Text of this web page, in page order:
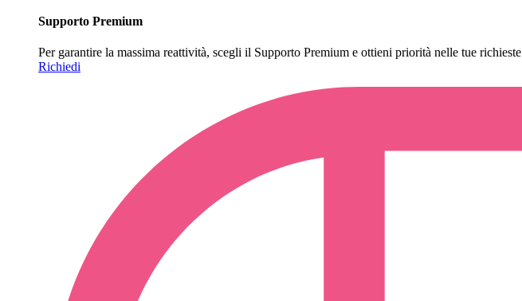
Supporto Premium
Per garantire la massima reattività, scegli il Supporto Premium e ottieni priorità nelle tue richieste
Richiedi